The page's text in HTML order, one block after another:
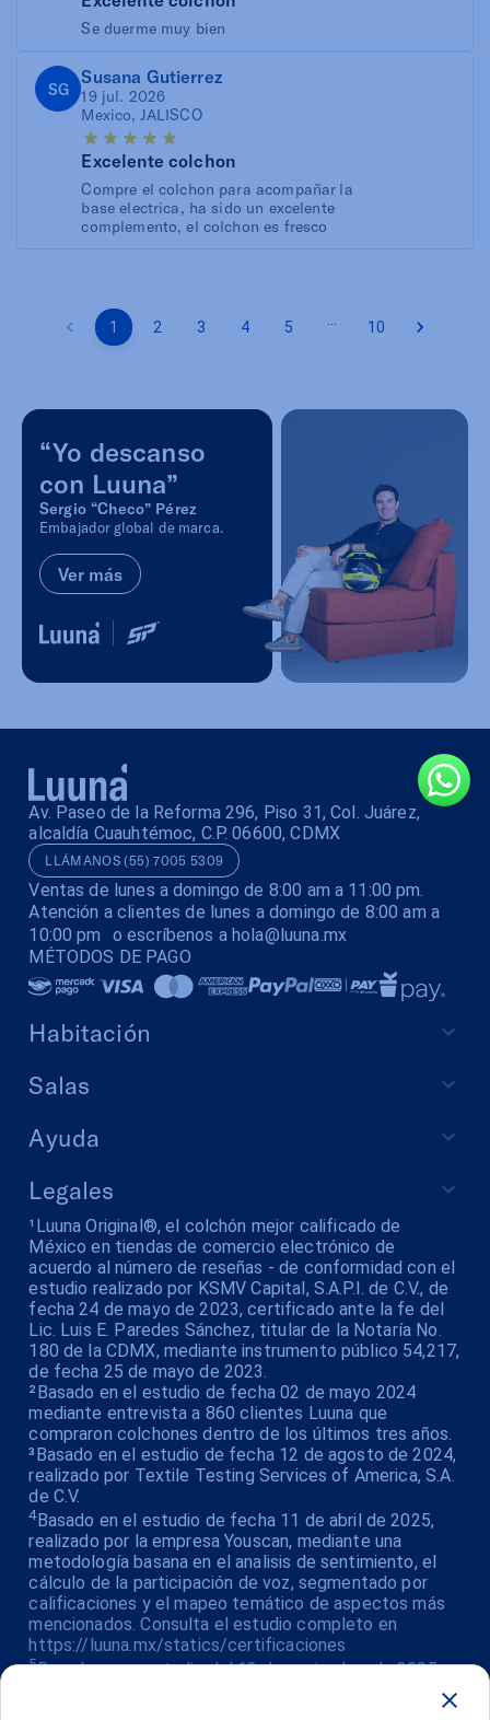
Se duerme muy bien
SG
Susana Gutierrez
19 jul. 2026
Mexico, JALISCO
Excelente colchon
Compre el colchon para acompañar la
base electrica, ha sido un excelente
complemento, el colchon es fresco
1 2 3 4 5 10
“Yo descanso
con Luuna”
Sergio “Checo” Pérez
Embajador global de marca.
Ver más
Av. Paseo de la Reforma 296, Piso 31, Col. Juárez,
alcaldía Cuauhtémoc, C.P. 06600, CDMX
LLÁMANOS (55) 7005 5309
Ventas de lunes a domingo de 8:00 am a 11:00 pm.
Atención a clientes de lunes a domingo de 8:00 am a
10:00 pm o escríbenos a hola@luuna.mx
MÉTODOS DE PAGO
Habitación
Salas
Ayuda
Legales
¹Luuna Original®, el colchón mejor calificado de
México en tiendas de comercio electrónico de
acuerdo al número de reseñas - de conformidad con el
estudio realizado por KSMV Capital, S.A.P.I. de C.V., de
fecha 24 de mayo de 2023, certificado ante la fe del
Lic. Luis E. Paredes Sánchez, titular de la Notaría No.
180 de la CDMX, mediante instrumento público 54,217,
de fecha 25 de mayo de 2023.
²Basado en el estudio de fecha 02 de mayo 2024
mediante entrevista a 860 clientes Luuna que
compraron colchones dentro de los últimos tres años.
³Basado en el estudio de fecha 12 de agosto de 2024,
realizado por Textile Testing Services of America, S.A.
de C.V.
4Basado en el estudio de fecha 11 de abril de 2025,
realizado por la empresa Youscan, mediante una
metodología basana en el analisis de sentimiento, el
cálculo de la participación de voz, segmentado por
calificaciones y el mapeo temático de aspectos más
mencionados. Consulta el estudio completo en
https://luuna.mx/statics/certificaciones
5Basado en un estudio del 13 de noviembre de 2025
realizado por Estudio Contar, que analizó 9,420 reseñas
verificadas de los principales plataformas de comercio